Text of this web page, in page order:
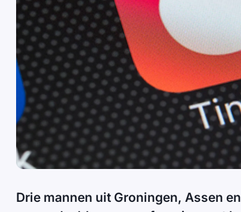
Drie mannen uit Groningen, Assen